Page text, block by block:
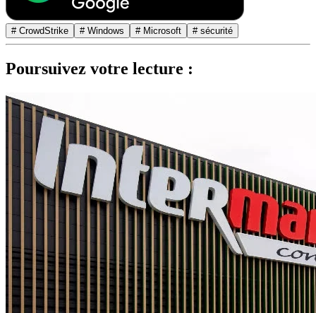
# CrowdStrike # Windows # Microsoft # sécurité
Poursuivez votre lecture :